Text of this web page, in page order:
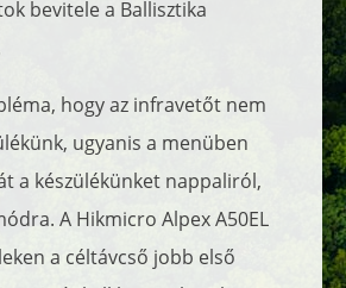
bevitele a Ballisztika
hogy az infravetőt nem
ugyanis a menüben
a készülékünket nappaliról,
A Hikmicro Alpex A50EL
a céltávcső jobb első